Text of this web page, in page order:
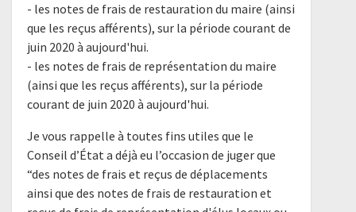
- les notes de frais de restauration du maire (ainsi
que les reçus afférents), sur la période courant de
juin 2020 à aujourd'hui.
- les notes de frais de représentation du maire
(ainsi que les reçus afférents), sur la période
courant de juin 2020 à aujourd'hui.
Je vous rappelle à toutes fins utiles que le
Conseil d’État a déjà eu l’occasion de juger que
“des notes de frais et reçus de déplacements
ainsi que des notes de frais de restauration et